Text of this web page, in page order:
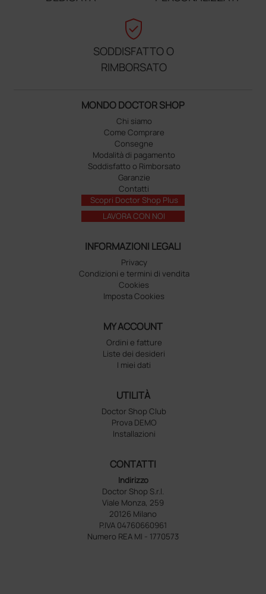
verified_user
SODDISFATTO O
RIMBORSATO
MONDO DOCTOR SHOP
Chi siamo
Come Comprare
Consegne
Modalità di pagamento
Soddisfatto o Rimborsato
Garanzie
Contatti
Scopri Doctor Shop Plus
LAVORA CON NOI
INFORMAZIONI LEGALI
Privacy
Condizioni e termini di vendita
Cookies
Imposta Cookies
MY ACCOUNT
Ordini e fatture
Liste dei desideri
I miei dati
UTILITÀ
Doctor Shop Club
Prova DEMO
Installazioni
CONTATTI
Indirizzo
Doctor Shop S.r.l.
Viale Monza, 259
20126 Milano
P.IVA 04760660961
Numero REA MI - 1770573